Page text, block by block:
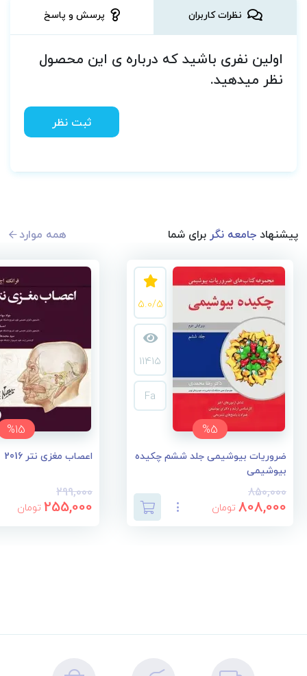
نظرات کاربران پرسش و پاسخ
اولین نفری باشید که درباره ی این محصول
نظر میدهید.
ثبت نظر
پیشنهادجامعه نگربرای شما همه موارد
%5
5.0/5
11415
Fa
ضروریات بیوشیمی جلد ششم چکیده
بیوشیمی
850,000
808,000 تومان
%15
اعصاب مغزی نتر 2016
299,000
255,000 تومان